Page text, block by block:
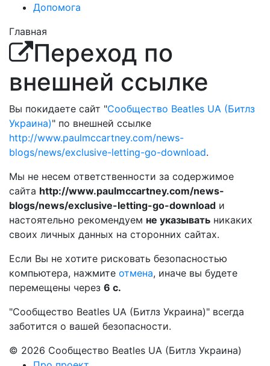
Допомога
Главная
Переход по
внешней ссылке
Вы покидаете сайт "Сообщество Beatles UA (Битлз
Украина)" по внешней ссылке
http://www.paulmccartney.com/news-
blogs/news/exclusive-letting-go-download.
Мы не несем ответственности за содержимое
сайта http://www.paulmccartney.com/news-
blogs/news/exclusive-letting-go-download и
настоятельно рекомендуем не указывать никаких
своих личных данных на сторонних сайтах.
Если Вы не хотите рисковать безопасностью
компьютера, нажмите отмена, иначе вы будете
перемещены через 6 с.
"Сообщество Beatles UA (Битлз Украина)" всегда
заботится о вашей безопасности.
© 2026 Сообщество Beatles UA (Битлз Украина)